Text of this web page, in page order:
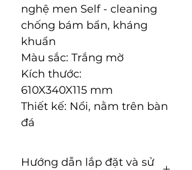
nghệ men Self - cleaning
chống bám bẩn, kháng
khuẩn
Màu sắc: Trắng mờ
Kích thước:
610X340X115 mm
Thiết kế: Nổi, nằm trên bàn
đá
Hướng dẫn lắp đặt và sử